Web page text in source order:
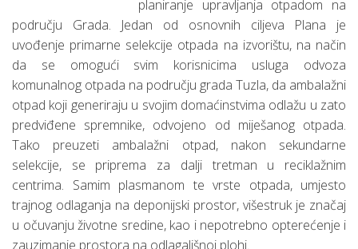
planiranje upravljanja otpadom na
području Grada. Jedan od osnovnih ciljeva Plana je
uvođenje primarne selekcije otpada na izvorištu, na način
da se omogući svim korisnicima usluga odvoza
komunalnog otpada na području grada Tuzla, da ambalažni
otpad koji generiraju u svojim domaćinstvima odlažu u zato
predviđene spremnike, odvojeno od miješanog otpada.
Tako preuzeti ambalažni otpad, nakon sekundarne
selekcije, se priprema za dalji tretman u reciklažnim
centrima. Samim plasmanom te vrste otpada, umjesto
trajnog odlaganja na deponijski prostor, višestruk je značaj
u očuvanju životne sredine, kao i nepotrebno opterećenje i
zauzimanje prostora na odlagališnoj plohi.